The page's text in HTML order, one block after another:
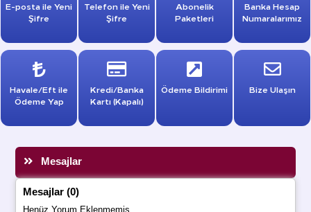
E-posta ile Yeni
Şifre
Telefon ile Yeni
Şifre
Abonelik
Paketleri
Banka Hesap
Numaralarımız
Havale/Eft ile
Ödeme Yap
Kredi/Banka
Kartı (Kapalı)
Ödeme Bildirimi Bize Ulaşın
Mesajlar
Mesajlar (0)
Henüz Yorum Eklenmemiş